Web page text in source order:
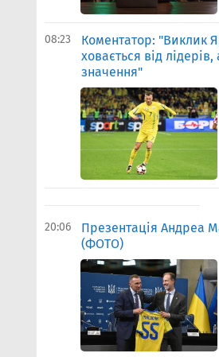
08:23
Коментатор: "Виклик
ховається від
значення"
20:06
Презентація Андреа
(ФОТО)